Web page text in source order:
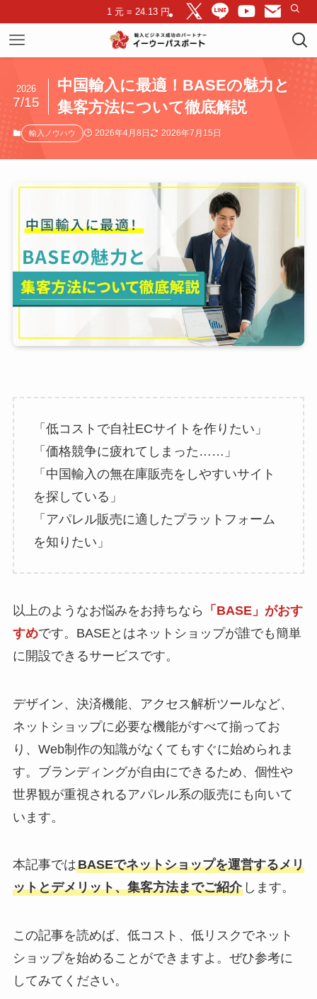
1 元 = 24.13 円
中国輸入に最適！BASEの魅力と
集客方法について徹底解説
2026
7/15
輸入ノウハウ 2026年4月8日 2026年7月15日
「低コストで自社ECサイトを作りたい」
「価格競争に疲れてしまった……」
「中国輸入の無在庫販売をしやすいサイト
を探している」
「アパレル販売に適したプラットフォーム
を知りたい」
以上のようなお悩みをお持ちなら
「BASE」がおす
すめです。BASEとはネットショップが誰でも簡単
に開設できるサービスです。
デザイン、決済機能、アクセス解析ツールなど、
ネットショップに必要な機能がすべて揃ってお
り、Web制作の知識がなくてもすぐに始められま
す。ブランディングが自由にできるため、個性や
世界観が重視されるアパレル系の販売にも向いて
います。
本記事ではBASEでネットショップを運営するメリ
ットとデメリット、集客方法までご紹介します。
この記事を読めば、低コスト、低リスクでネット
ショップを始めることができますよ。ぜひ参考に
してみてください。